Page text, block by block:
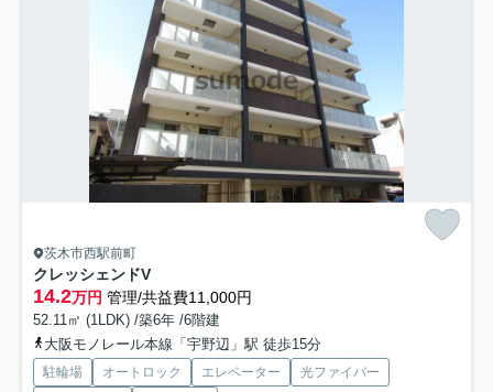
茨木市西駅前町
クレッシェンドV
14.2万円 管理/共益費11,000円
52.11㎡ (1LDK) /築6年 /6階建
大阪モノレール本線「宇野辺」駅 徒歩15分
駐輪場 オートロック エレベーター
光ファイバー